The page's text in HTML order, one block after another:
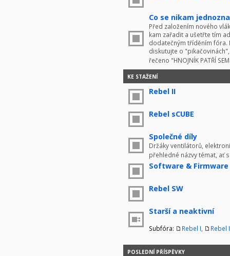
Co se nikam
Před založením nového
kam zařadit a ušetřte tím
dodatečným tříděním fóra.
diskutujte o
řečeno "HNOJNÍK PATŘÍ
KE STAŽENÍ
Rebel II
Rebel sCUBE
Společné díly
Držáky ventilátorů,
přehledné názvy témat, ať
Software & Firmware
Rebel SW
Starší a neaktivní
Subfóra: Rebel I Rebel
POSLEDNÍ PŘÍSPĚVKY